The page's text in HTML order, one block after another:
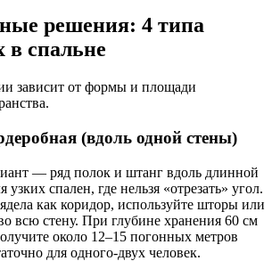
решения: 4 типа
в спальне
зависит от формы и площади
(вдоль одной стены)
— ряд полок и штанг вдоль длинной
спален, где нельзя «отрезать» угол.
как коридор, используйте шторы или
всю стену. При глубине хранения 60 см
около 12–15 погонных метров
для одного-двух человек.